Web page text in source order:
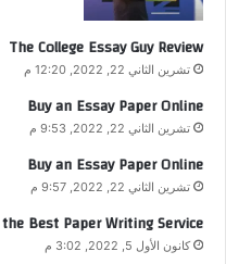
The College Essay Guy Review
تشرين الثاني 22, 2022, 12:20 م
Buy an Essay Paper Online
تشرين الثاني 22, 2022, 9:53 م
Buy an Essay Paper Online
تشرين الثاني 22, 2022, 9:57 م
Best Paper Writing Service
كانون الأول 5, 2022, 3:02 م